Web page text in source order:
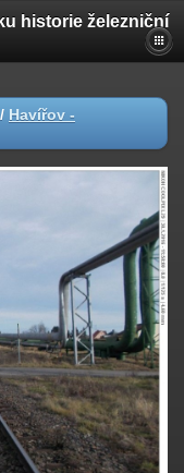
historie železniční
/ Havířov -